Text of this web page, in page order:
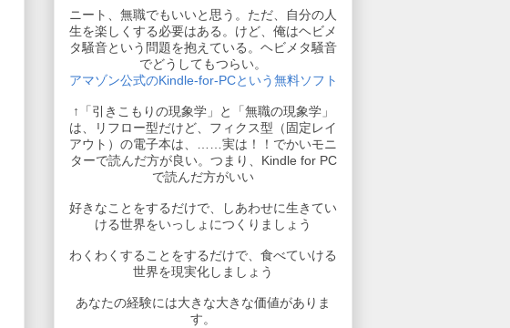
ニート、無職でもいいと思う。ただ、自分の人
生を楽しくする必要はある。けど、俺はヘビメ
タ騒音という問題を抱えている。ヘビメタ騒音
でどうしてもつらい。
アマゾン公式のKindle-for-PCという無料ソフト
↑「引きこもりの現象学」と「無職の現象学」
は、リフロー型だけど、フィクス型（固定レイ
アウト）の電子本は、……実は！！でかいモニ
ターで読んだ方が良い。つまり、Kindle for PC
で読んだ方がいい
好きなことをするだけで、しあわせに生きてい
ける世界をいっしょにつくりましょう
わくわくすることをするだけで、食べていける
世界を現実化しましょう
あなたの経験には大きな大きな価値がありま
す。